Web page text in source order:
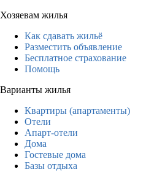
Хозяевам жилья
Как сдавать жильё
Разместить объявление
Бесплатное страхование
Помощь
Варианты жилья
Квартиры (апартаменты)
Отели
Апарт-отели
Дома
Гостевые дома
Базы отдыха